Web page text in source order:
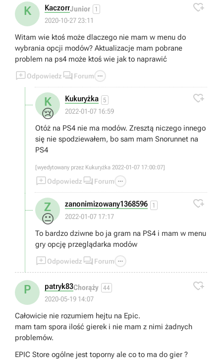
K KaczorrJunior 1
2020-10-27 23:11

Witam wie ktoś może dlaczego nie mam w menu do
wybrania opcji modów? Aktualizacje mam pobrane
problem na ps4 może ktoś wie jak to naprawić
Odpowiedz  Forum 
K
😢
Kukuryżka 5
2022-01-07 16:59

Otóż na PS4 nie ma modów. Zresztą niczego innego
się nie spodziewałem, bo sam mam Snorunnet na
PS4
[wyedytowany przez Kukuryżka 2022-01-07 17:00:07]
Odpowiedz  Forum 
Z
😐
zanonimizowany1368596 1
2022-01-07 17:17

To bardzo dziwne bo ja gram na PS4 i mam w menu
gry opcję przeglądarka modów
Odpowiedz  Forum 
P patryk83Chorąży 44
2020-05-19 14:07

Całowicie nie rozumiem hejtu na Epic.
mam tam spora ilość gierek i nie mam z nimi żadnych
problemów.
EPIC Store ogólne jest toporny ale co to ma do gier ?